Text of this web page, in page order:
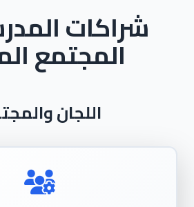
شراكات
المجتمع
اللجان